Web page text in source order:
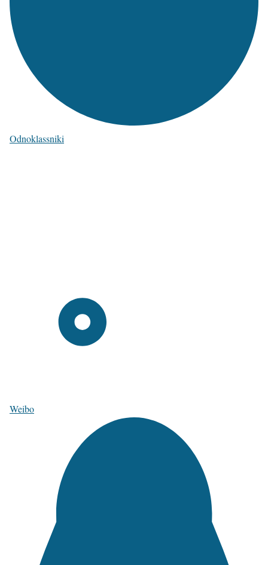
Odnoklassniki
Weibo